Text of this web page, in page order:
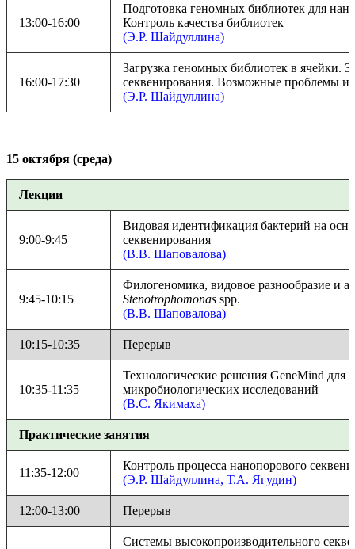
13:00-16:00
Подготовка геномных библиотек для
Контроль качества библиотек
(Э.Р. Шайдуллина)
16:00-17:30
Загрузка геномных библиотек в ячейки.
секвенирования. Возможные проблемы и
(Э.Р. Шайдуллина)
15 октября (среда)
Лекции
9:00-9:45
Видовая идентификация бактерий на
секвенирования
(В.В. Шаповалова)
9:45-10:15
Филогеномика, видовое разнообразие и
Stenotrophomonas spp.
(В.В. Шаповалова)
10:15-10:35 Перерыв
10:35-11:35
Технологические решения GeneMind
микробиологических исследований
(В.С. Якимаха)
Практические занятия
11:35-12:00
Контроль процесса нанопорового
(Э.Р. Шайдуллина, Т.А. Ягудин)
12:00-13:00 Перерыв
Системы высокопроизводительного